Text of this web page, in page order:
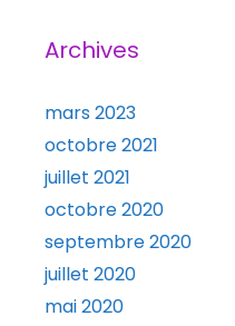
Archives
mars 2023
octobre 2021
juillet 2021
octobre 2020
septembre 2020
juillet 2020
mai 2020